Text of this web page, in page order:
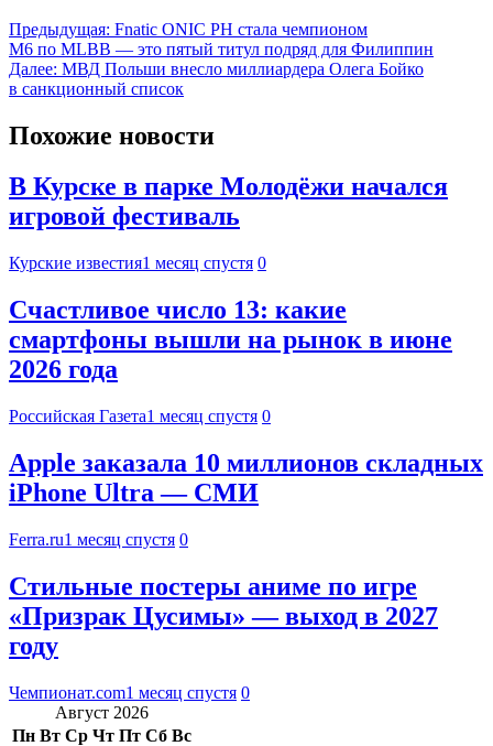
Предыдущая: Fnatic ONIC PH стала чемпионом
M6 по MLBB — это пятый титул подряд для Филиппин
Далее: МВД Польши внесло миллиардера Олега Бойко
в санкционный список
Похожие новости
В Курске в парке Молодёжи начался
игровой фестиваль
Курские известия1 месяц спустя 0
Счастливое число 13: какие
смартфоны вышли на рынок в июне
2026 года
Российская Газета1 месяц спустя 0
Apple заказала 10 миллионов складных
iPhone Ultra — СМИ
Ferra.ru1 месяц спустя 0
Стильные постеры аниме по игре
«Призрак Цусимы» — выход в 2027
году
Чемпионат.com1 месяц спустя 0
Август 2026
Пн Вт Ср Чт Пт Сб Вс